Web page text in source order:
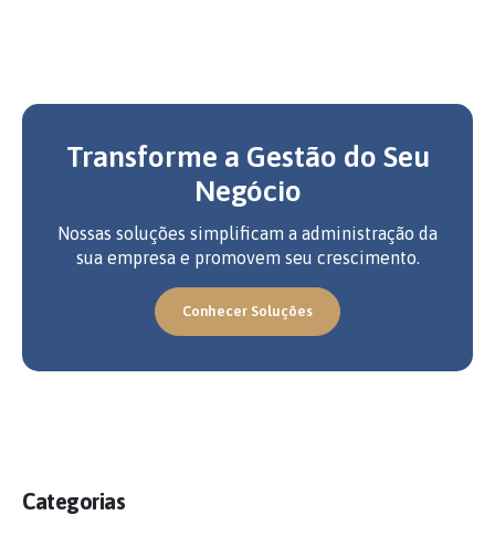
Transforme a Gestão do Seu
Negócio
Nossas soluções simplificam a administração da
sua empresa e promovem seu crescimento.
Conhecer Soluções
Categorias